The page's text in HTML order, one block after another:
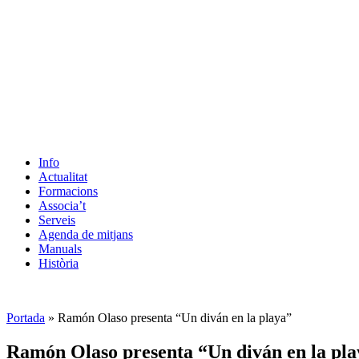
Info
Actualitat
Formacions
Associa’t
Serveis
Agenda de mitjans
Manuals
Història
Portada » Ramón Olaso presenta “Un diván en la playa”
Ramón Olaso presenta “Un diván en la